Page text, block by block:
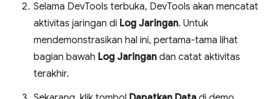
Selama DevTools terbuka, DevTools akan mencatat
aktivitas jaringan di Log Jaringan. Untuk
mendemonstrasikan hal ini, pertama-tama lihat
bagian bawah Log Jaringan dan catat aktivitas
terakhir.